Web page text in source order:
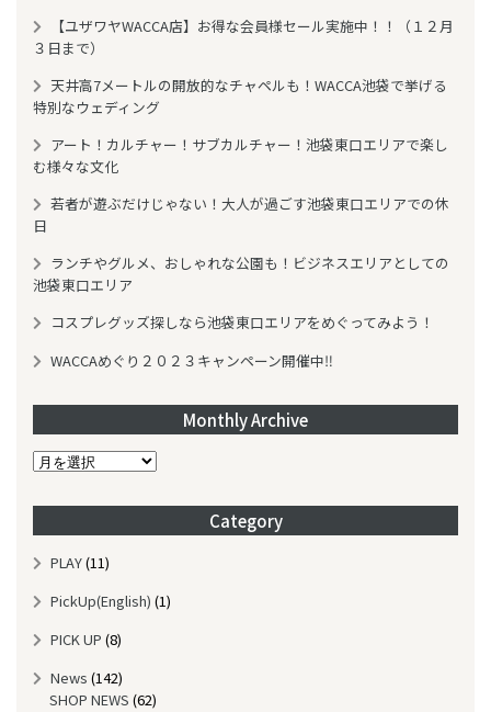
【ユザワヤWACCA店】お得な会員様セール実施中！！（１２月
３日まで）
天井高7メートルの開放的なチャペルも！WACCA池袋で挙げる
特別なウェディング
アート！カルチャー！サブカルチャー！池袋東口エリアで楽し
む様々な文化
若者が遊ぶだけじゃない！大人が過ごす池袋東口エリアでの休
日
ランチやグルメ、おしゃれな公園も！ビジネスエリアとしての
池袋東口エリア
コスプレグッズ探しなら池袋東口エリアをめぐってみよう！
WACCAめぐり２０２３キャンペーン開催中‼
Monthly Archive
M
n
l
y
A
r
h
Category
PLAY(11)
PickUp(English) (1)
PICK UP (8)
News (142)
SHOP NEWS (62)